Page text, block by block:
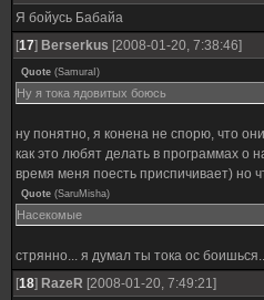
Я бойусь Бабайа
[17] Berserkus [2008-01-20, 7:38:46]
Quote (SamuraI )
Ну я тока ядовитых боюсь
ну понятно, я конена не спорю, что
как это любят делать в программах о
время меня поесть приспичивает) но
Quote (SaruMisha)
Насекомые
стрянно... я думал ты тока ос
[18] RazeR [2008-01-20, 7:49:21]